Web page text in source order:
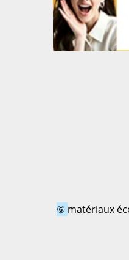
⑥ matériaux